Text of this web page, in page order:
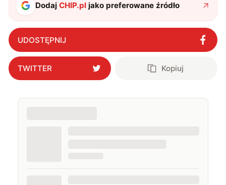
DodajCHIP.pl jako preferowane źródło
UDOSTĘPNIJ
TWITTER Kopiuj